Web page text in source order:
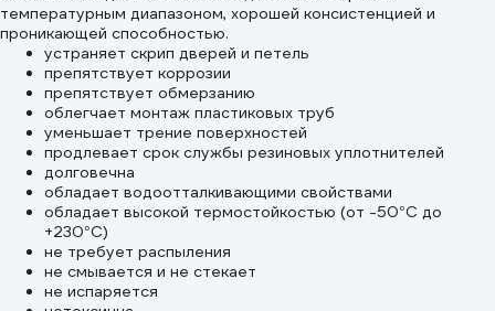
температурным диапазоном, хорошей консистенцией и
проникающей способностью.
устраняет скрип дверей и петель
препятствует коррозии
препятствует обмерзанию
облегчает монтаж пластиковых труб
уменьшает трение поверхностей
продлевает срок службы резиновых уплотнителей
долговечна
обладает водоотталкивающими свойствами
обладает высокой термостойкостью (от -50°C до
+230°C)
не требует распыления
не смывается и не стекает
не испаряется